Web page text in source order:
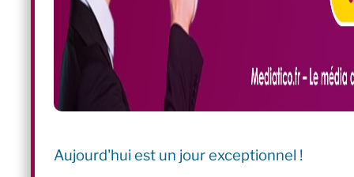
Aujourd'hui est un jour exceptionnel !